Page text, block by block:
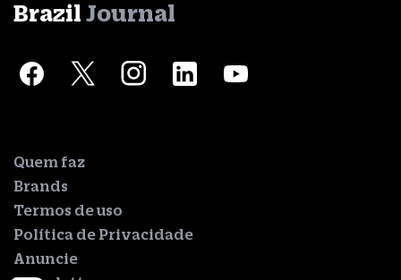
Brazil Journal
Quem faz
Brands
Termos de uso
Política de Privacidade
Anuncie